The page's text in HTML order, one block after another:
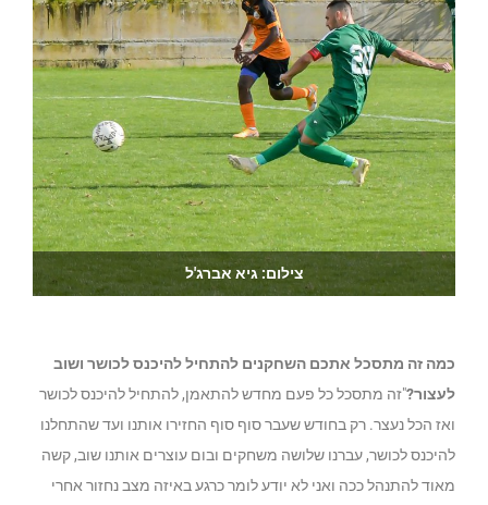
צילום: גיא אברג'ל
כמה זה מתסכל אתכם השחקנים להתחיל להיכנס לכושר ושוב
לעצור?"זה מתסכל כל פעם מחדש להתאמן, להתחיל להיכנס לכושר
ואז הכל נעצר. רק בחודש שעבר סוף סוף החזירו אותנו ועד שהתחלנו
להיכנס לכושר, עברנו שלושה משחקים ובום עוצרים אותנו שוב, קשה
מאוד להתנהל ככה ואני לא יודע לומר כרגע באיזה מצב נחזור אחרי